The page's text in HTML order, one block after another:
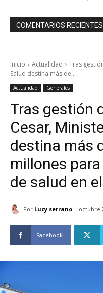
COMENTARIOS RECIENTES